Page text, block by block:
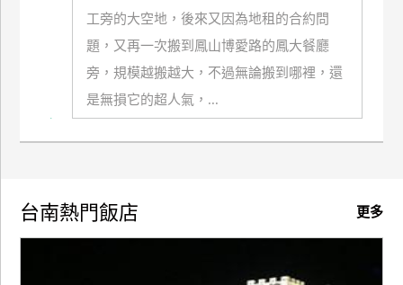
工旁的大空地，後來又因為地租的合約問
題，又再一次搬到鳳山博愛路的鳳大餐廳
旁，規模越搬越大，不過無論搬到哪裡，還
是無損它的超人氣，...
更多
台南熱門飯店